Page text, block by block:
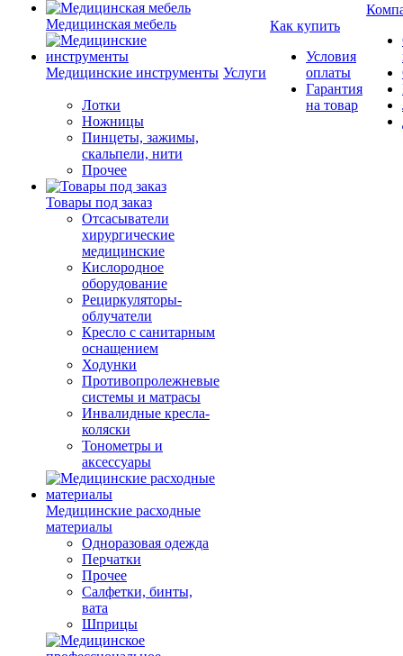
Медицинская мебель
Медицинские инструменты
Лотки
Ножницы
Пинцеты, зажимы,
скальпели, нити
Прочее
Товары под заказ
Отсасыватели
хирургические
медицинские
Кислородное
оборудование
Рециркуляторы-
облучатели
Кресло с санитарным
оснащением
Ходунки
Противопролежневые
системы и матрасы
Инвалидные кресла-
коляски
Тонометры и
аксессуары
Медицинские расходные
материалы
Одноразовая одежда
Перчатки
Прочее
Салфетки, бинты,
вата
Шприцы
Услуги
Как купить
Условия
оплаты
Гарантия
на товар